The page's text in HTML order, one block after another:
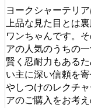
ヨークシャーテリ
上品な見た目とは
ワンちゃんです。
アの人気のうちの
賢く忍耐力もある
い主に深い信頼を
やしつけのレクチ
アのご購入をお考